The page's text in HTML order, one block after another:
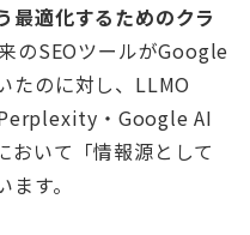
最適化するためのクラ
のSEOツールがGoogle
たのに対し、LLMO
・Google AI
いて「情報源として
す。